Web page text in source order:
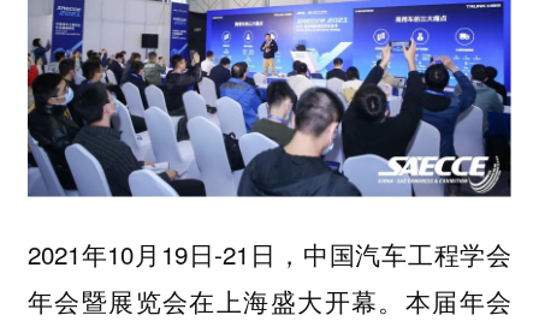
2021年10月19日-21日，中国汽车工程学会
年会暨展览会在上海盛大开幕。本届年会